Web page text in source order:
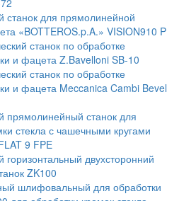
станок для прямолинейной
«BOTTEROS.p.A.» VISION910 P
станок по обработке
и фацета Z.Bavelloni SB-10
станок по обработке
и фацета Meccanica Cambi Bevel
прямолинейный станок для
стекла с чашечными кругами
9 FPE
горизонтальный двухсторонний
ZK100
шлифовальный для обработки